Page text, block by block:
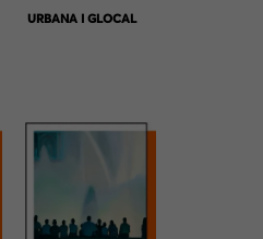
URBANA I GLOCAL